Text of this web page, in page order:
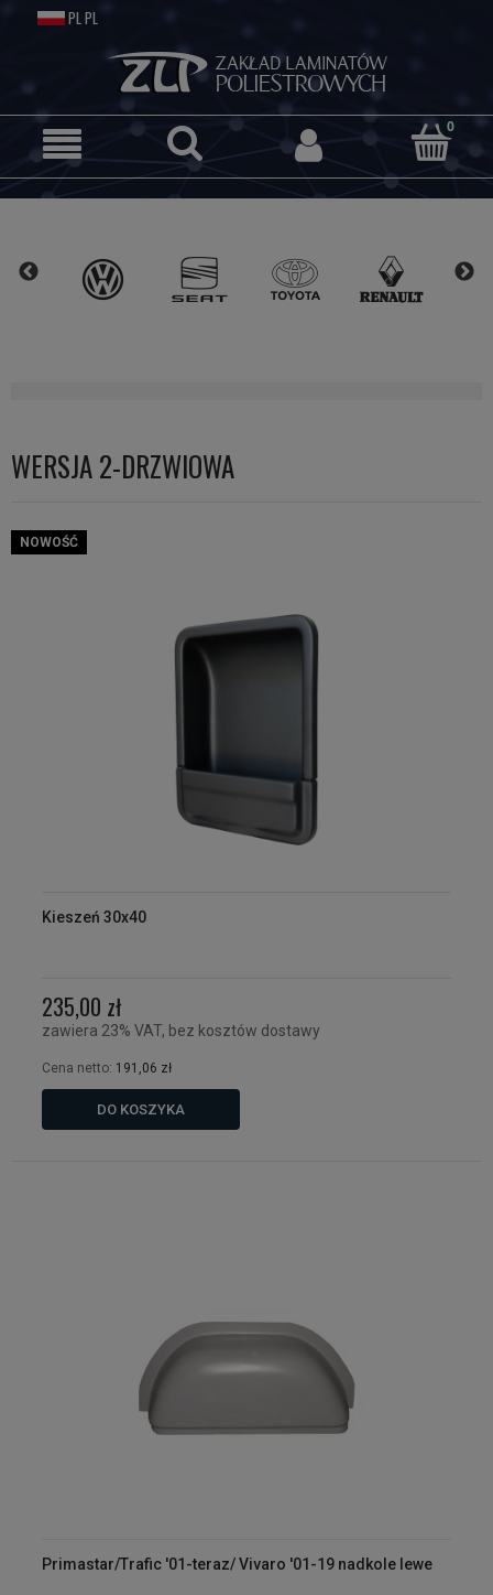
WERSJA 2-DRZWIOWA
Kieszeń 30x40
235,00 zł
zawiera 23% VAT, bez kosztów dostawy
Cena netto: 191,06 zł
DO KOSZYKA
NOWOŚĆ
Primastar/Trafic '01-teraz/ Vivaro '01-19 nadkole lewe